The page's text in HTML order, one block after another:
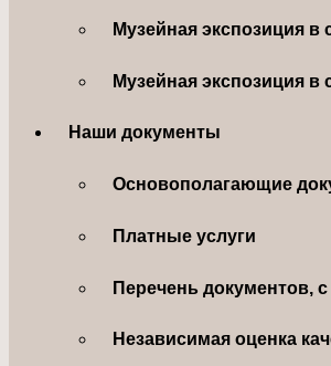
Музейная экспозиция в
Музейная экспозиция в
Наши документы
Основополагающие
Платные услуги
Перечень документов,
Независимая оценка